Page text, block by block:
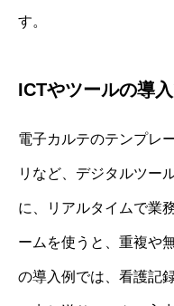
す。
ICTやツールの導
電子カルテのテンプレ
リなど、デジタルツー
に、リアルタイムで業
ームを使うと、重複や
の導入例では、看護記